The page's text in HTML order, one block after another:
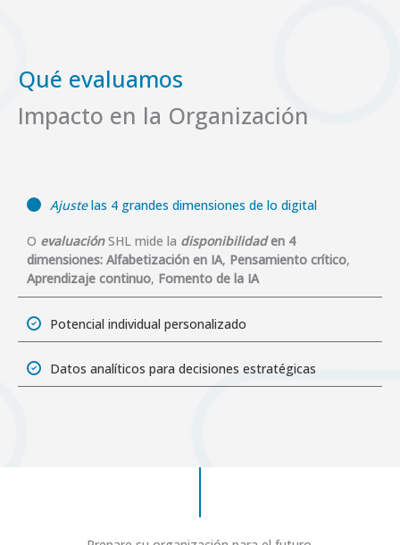
Qué evaluamos
Impacto en la Organización
Ajustelas 4 grandes dimensiones de lo digital
O evaluaciónSHL mide la disponibilidaden 4
dimensiones: Alfabetización en IA, Pensamiento crítico,
Aprendizaje continuo, Fomento de la IA
Potencial individual personalizado
Datos analíticos para decisiones estratégicas